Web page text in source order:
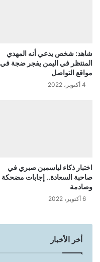
شاهد: شخص يدعي أنه المهدي
المنتظر في اليمن يفجر ضجة في
مواقع التواصل
4 أكتوبر، 2022
اختبار ذكاء لياسمين صبري في
صاحبة السعادة.. إجابات مضحكة
وصادمة
6 أكتوبر، 2022
أخر الأخبار